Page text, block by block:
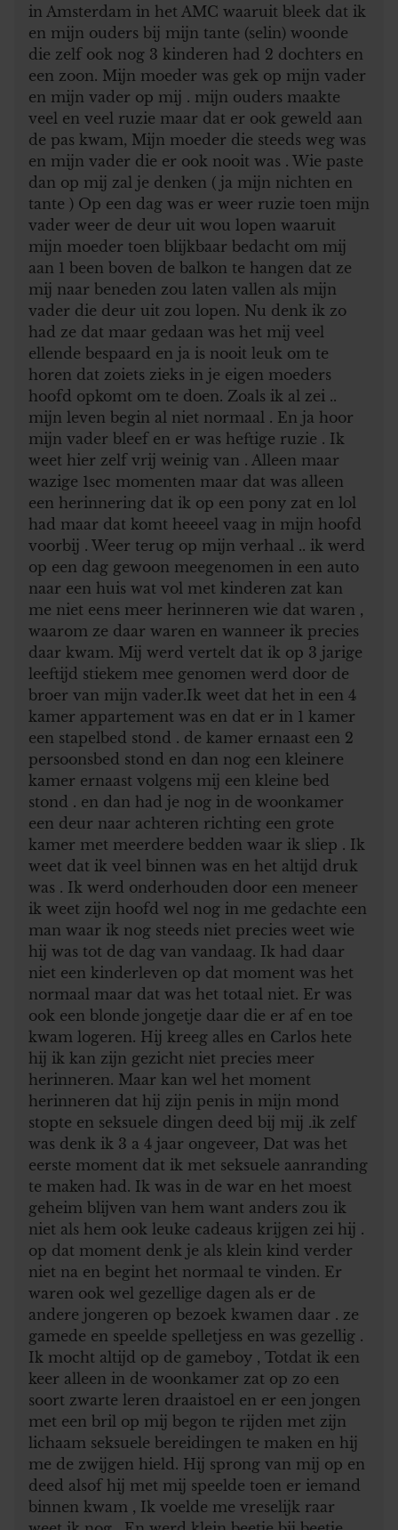
in Amsterdam in het AMC waaruit bleek dat ik
en mijn ouders bij mijn tante (selin) woonde
die zelf ook nog 3 kinderen had 2 dochters en
een zoon. Mijn moeder was gek op mijn vader
en mijn vader op mij . mijn ouders maakte
veel en veel ruzie maar dat er ook geweld aan
de pas kwam, Mijn moeder die steeds weg was
en mijn vader die er ook nooit was . Wie paste
dan op mij zal je denken ( ja mijn nichten en
tante ) Op een dag was er weer ruzie toen mijn
vader weer de deur uit wou lopen waaruit
mijn moeder toen blijkbaar bedacht om mij
aan 1 been boven de balkon te hangen dat ze
mij naar beneden zou laten vallen als mijn
vader die deur uit zou lopen. Nu denk ik zo
had ze dat maar gedaan was het mij veel
ellende bespaard en ja is nooit leuk om te
horen dat zoiets zieks in je eigen moeders
hoofd opkomt om te doen. Zoals ik al zei ..
mijn leven begin al niet normaal . En ja hoor
mijn vader bleef en er was heftige ruzie . Ik
weet hier zelf vrij weinig van . Alleen maar
wazige 1sec momenten maar dat was alleen
een herinnering dat ik op een pony zat en lol
had maar dat komt heeeel vaag in mijn hoofd
voorbij . Weer terug op mijn verhaal .. ik werd
op een dag gewoon meegenomen in een auto
naar een huis wat vol met kinderen zat kan
me niet eens meer herinneren wie dat waren ,
waarom ze daar waren en wanneer ik precies
daar kwam. Mij werd vertelt dat ik op 3 jarige
leeftijd stiekem mee genomen werd door de
broer van mijn vader.Ik weet dat het in een 4
kamer appartement was en dat er in 1 kamer
een stapelbed stond . de kamer ernaast een 2
persoonsbed stond en dan nog een kleinere
kamer ernaast volgens mij een kleine bed
stond . en dan had je nog in de woonkamer
een deur naar achteren richting een grote
kamer met meerdere bedden waar ik sliep . Ik
weet dat ik veel binnen was en het altijd druk
was . Ik werd onderhouden door een meneer
ik weet zijn hoofd wel nog in me gedachte een
man waar ik nog steeds niet precies weet wie
hij was tot de dag van vandaag. Ik had daar
niet een kinderleven op dat moment was het
normaal maar dat was het totaal niet. Er was
ook een blonde jongetje daar die er af en toe
kwam logeren. Hij kreeg alles en Carlos hete
hij ik kan zijn gezicht niet precies meer
herinneren. Maar kan wel het moment
herinneren dat hij zijn penis in mijn mond
stopte en seksuele dingen deed bij mij .ik zelf
was denk ik 3 a 4 jaar ongeveer, Dat was het
eerste moment dat ik met seksuele aanranding
te maken had. Ik was in de war en het moest
geheim blijven van hem want anders zou ik
niet als hem ook leuke cadeaus krijgen zei hij .
op dat moment denk je als klein kind verder
niet na en begint het normaal te vinden. Er
waren ook wel gezellige dagen als er de
andere jongeren op bezoek kwamen daar . ze
gamede en speelde spelletjess en was gezellig .
Ik mocht altijd op de gameboy , Totdat ik een
keer alleen in de woonkamer zat op zo een
soort zwarte leren draaistoel en er een jongen
met een bril op mij begon te rijden met zijn
lichaam seksuele bereidingen te maken en hij
me de zwijgen hield. Hij sprong van mij op en
deed alsof hij met mij speelde toen er iemand
binnen kwam , Ik voelde me vreselijk raar